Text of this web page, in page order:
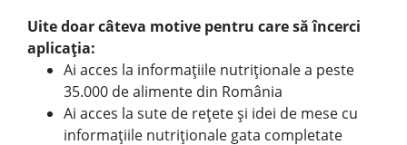
Uite doar câteva motive pentru care să încerci
aplicația:
Ai acces la informațiile nutriționale a peste
35.000 de alimente din România
Ai acces la sute de rețete și idei de mese cu
informațiile nutriționale gata completate